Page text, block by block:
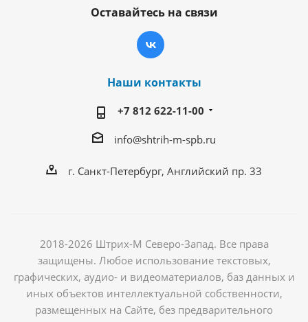
Оставайтесь на связи
Наши контакты
+7 812 622-11-00
info@shtrih-m-spb.ru
г. Санкт-Петербург, Английский пр. 33
2018-2026 Штрих-М Северо-Запад. Все права
защищены. Любое использование текстовых,
графических, аудио- и видеоматериалов, баз данных и
иных объектов интеллектуальной собственности,
размещенных на Сайте, без предварительного